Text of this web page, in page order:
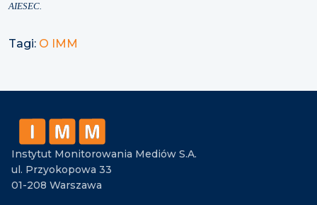
AIESEC.
Tagi: O IMM
Instytut Monitorowania Mediów S.A.
ul. Przyokopowa 33
01-208 Warszawa